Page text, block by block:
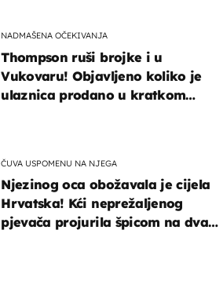
NADMAŠENA OČEKIVANJA
Thompson ruši brojke i u
Vukovaru! Objavljeno koliko je
ulaznica prodano u kratkom
ČUVA USPOMENU NA NJEGA
Njezinog oca obožavala je cijela
Hrvatska! Kći neprežaljenog
pjevača projurila špicom na dva